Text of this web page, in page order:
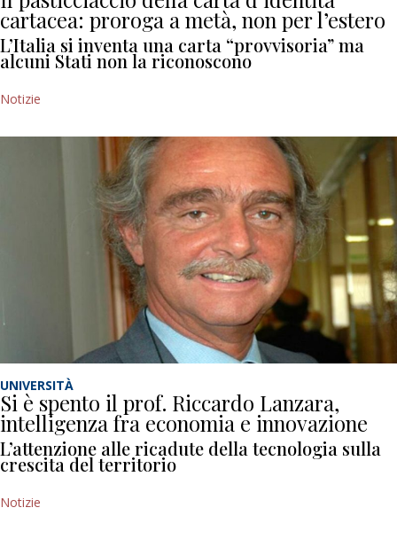
cartacea: proroga a metà, non per l’estero
L’Italia si inventa una carta “provvisoria” ma
alcuni Stati non la riconoscono
Notizie
UNIVERSITÀ
Si è spento il prof. Riccardo Lanzara,
intelligenza fra economia e innovazione
L’attenzione alle ricadute della tecnologia sulla
crescita del territorio
Notizie